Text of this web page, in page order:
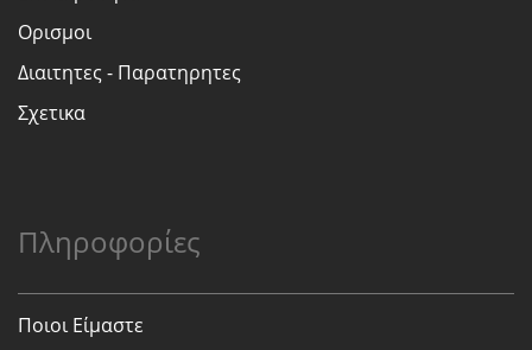
Ορισμοι
Διαιτητες - Παρατηρητες
Σχετικα
Πληροφορίες
Ποιοι Είμαστε